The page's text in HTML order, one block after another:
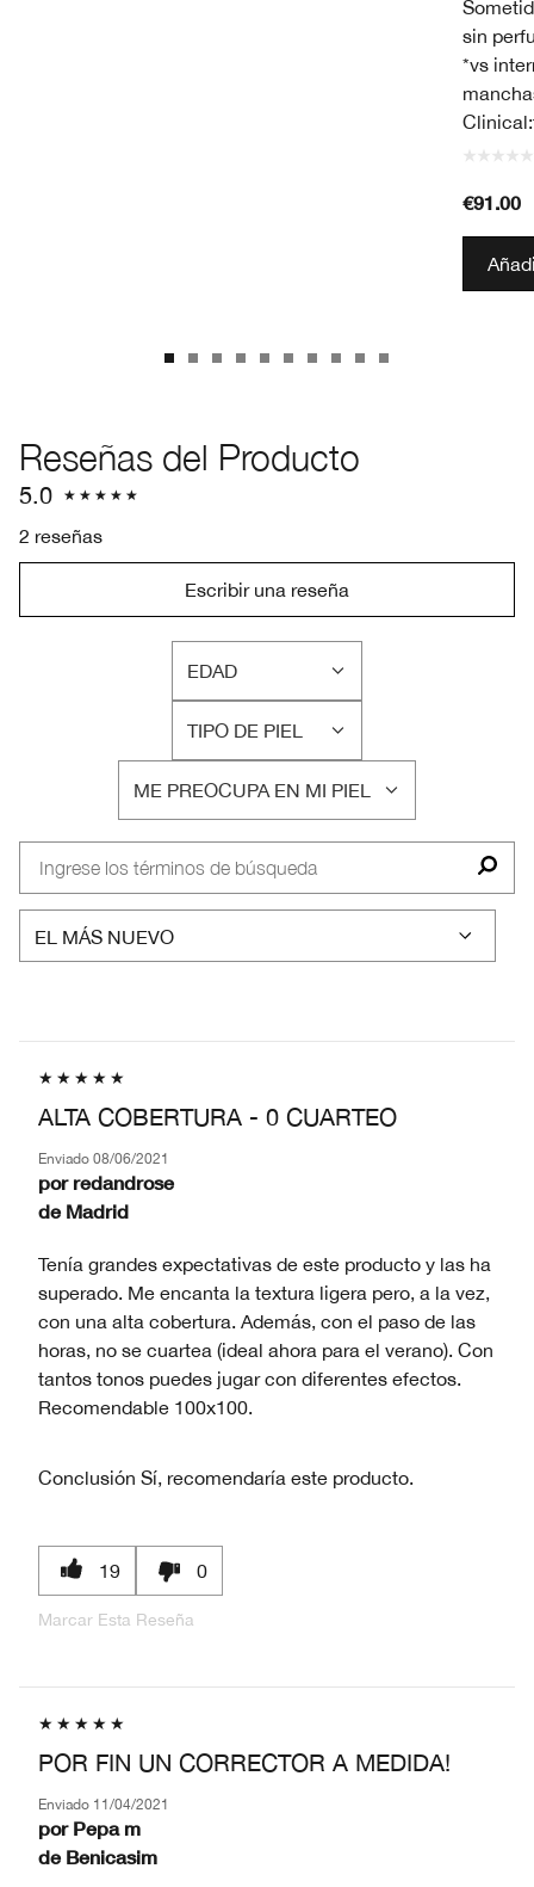
sin
*vs
€91.00
Reseñas del Producto
5.0
2 reseñas
Escribir una reseña
EDAD
FILTRAR
RESEÑAS
POR
EDAD
TIPO DE PIEL
FILTRAR
RESEÑAS
POR
TIPO
DE
PIEL
ME PREOCUPA EN MI PIEL
FILTRAR
RESEÑAS
ME
EN
ALTA COBERTURA - 0 CUARTEO
Enviado 08/06/2021
por redandrose
de Madrid
Tenía grandes expectativas de este producto y las ha
superado. Me encanta la textura ligera pero, a la vez,
con una alta cobertura. Además, con el paso de las
horas, no se cuartea (ideal ahora para el verano). Con
tantos tonos puedes jugar con diferentes efectos.
Recomendable 100x100.
Conclusión Sí, recomendaría este producto.
19 0
Marcar Esta Reseña
POR FIN UN CORRECTOR A MEDIDA!
Enviado 11/04/2021
por Pepa m
de Benicasim